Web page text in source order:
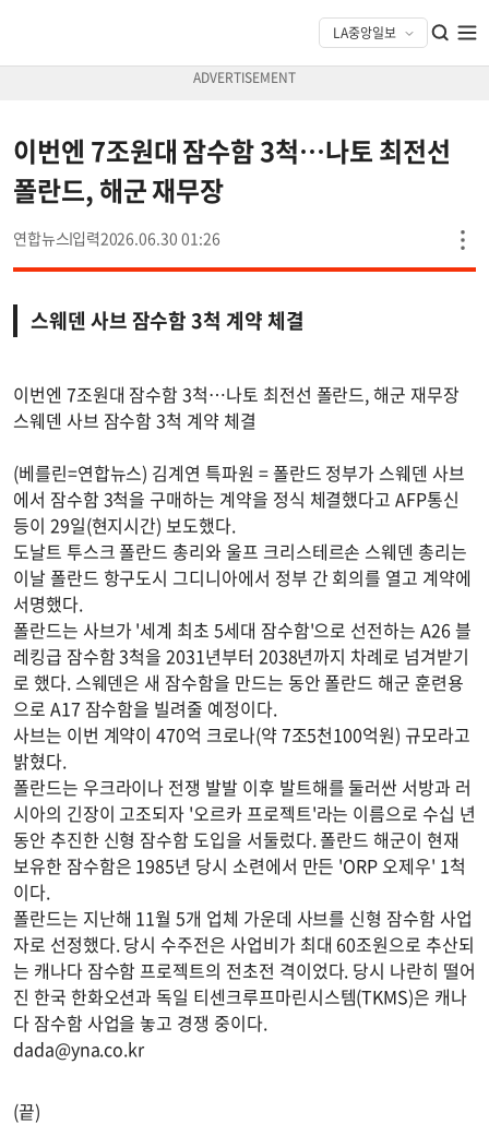
이번엔 7조원대 잠수함 3척…나토 최전선
폴란드, 해군 재무장
연합뉴스 2026.06.30 01:26
스웨덴 사브 잠수함 3척 계약 체결
이번엔 7조원대 잠수함 3척…나토 최전선 폴란드, 해군 재무장
스웨덴 사브 잠수함 3척 계약 체결
(베를린=연합뉴스) 김계연 특파원 = 폴란드 정부가 스웨덴 사브
에서 잠수함 3척을 구매하는 계약을 정식 체결했다고 AFP통신
등이 29일(현지시간) 보도했다.
도날트 투스크 폴란드 총리와 울프 크리스테르손 스웨덴 총리는
이날 폴란드 항구도시 그디니아에서 정부 간 회의를 열고 계약에
서명했다.
폴란드는 사브가 '세계 최초 5세대 잠수함'으로 선전하는 A26 블
레킹급 잠수함 3척을 2031년부터 2038년까지 차례로 넘겨받기
로 했다. 스웨덴은 새 잠수함을 만드는 동안 폴란드 해군 훈련용
으로 A17 잠수함을 빌려줄 예정이다.
사브는 이번 계약이 470억 크로나(약 7조5천100억원) 규모라고
밝혔다.
폴란드는 우크라이나 전쟁 발발 이후 발트해를 둘러싼 서방과 러
시아의 긴장이 고조되자 '오르카 프로젝트'라는 이름으로 수십 년
동안 추진한 신형 잠수함 도입을 서둘렀다. 폴란드 해군이 현재
보유한 잠수함은 1985년 당시 소련에서 만든 'ORP 오제우' 1척
이다.
폴란드는 지난해 11월 5개 업체 가운데 사브를 신형 잠수함 사업
자로 선정했다. 당시 수주전은 사업비가 최대 60조원으로 추산되
는 캐나다 잠수함 프로젝트의 전초전 격이었다. 당시 나란히 떨어
진 한국 한화오션과 독일 티센크루프마린시스템(TKMS)은 캐나
다 잠수함 사업을 놓고 경쟁 중이다.
dada@yna.co.kr
(끝)